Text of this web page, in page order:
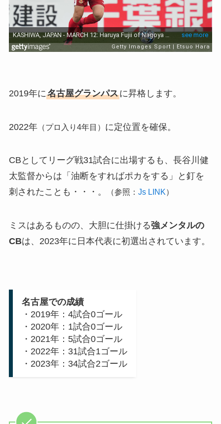
2019年に名古屋グランパスに昇格します。
2022年（プロ入り4年目） に定位置を確保。
CBとしてリーグ戦31試合に出場するも、長谷川健
太監督からは「油断をすればポカをする」と釘を
刺されたことも・・・。
（参照： Js LINK）
ミスはあるものの、大胆に仕掛ける強メンタルの
CBは、2023年に日本代表に初選出されています。
名古屋での成績
・2019年：4試合0ゴール
・2020年：1試合0ゴール
・2021年：5試合0ゴール
・2022年：31試合1ゴール
・2023年：34試合2ゴール